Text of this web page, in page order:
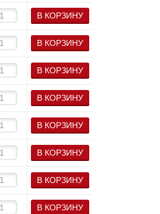
В КОРЗИНУ
В КОРЗИНУ
В КОРЗИНУ
В КОРЗИНУ
В КОРЗИНУ
В КОРЗИНУ
В КОРЗИНУ
В КОРЗИНУ